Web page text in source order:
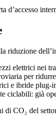
d’accesso
riduzione
elettrici nei
per
e ibride plug-
ciclabili: già
di CO₂ del